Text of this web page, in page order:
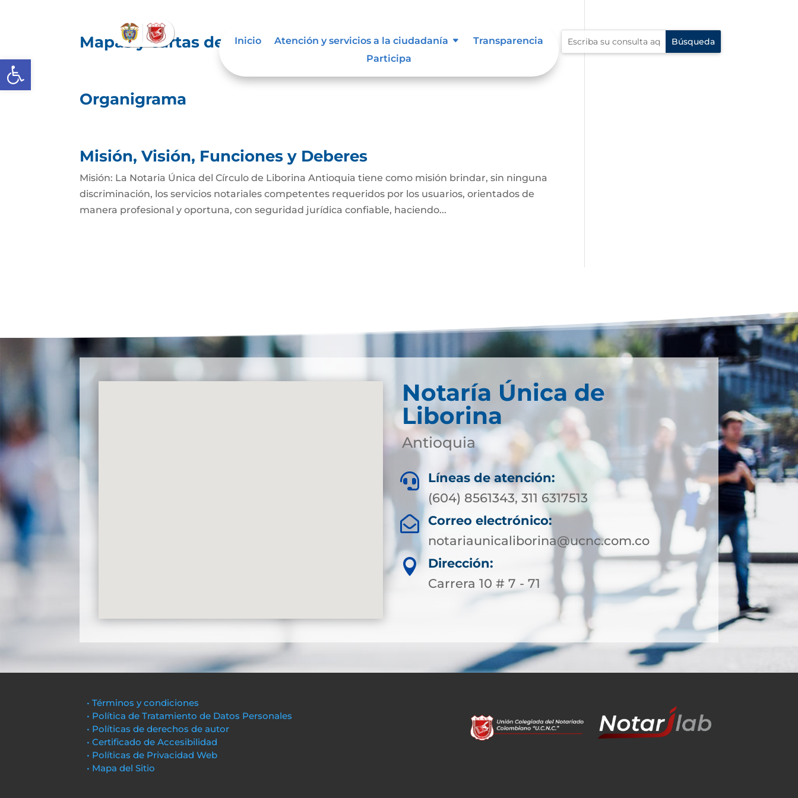
Abrir barra de herramientas
Inicio Atención y servicios a la ciudadanía
Transparencia
Participa
Mapas y cartas descriptivas de los procesos
Organigrama
Misión, Visión, Funciones y Deberes
Misión: La Notaria Única del Círculo de Liborina Antioquia tiene como misión brindar, sin ninguna
discriminación, los servicios notariales competentes requeridos por los usuarios, orientados de
manera profesional y oportuna, con seguridad jurídica confiable, haciendo...
Notaría Única de
Liborina
Antioquia

Líneas de atención:
(604) 8561343, 311 6317513

Correo electrónico:
notariaunicaliborina@ucnc.com.co

Dirección:
Carrera 10 # 7 - 71
• Términos y condiciones
• Política de Tratamiento de Datos Personales
• Políticas de derechos de autor
• Certificado de Accesibilidad
• Políticas de Privacidad Web
• Mapa del Sitio